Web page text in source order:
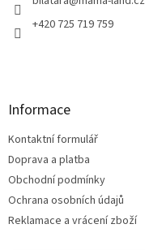
+420 725 719 759
Informace
Kontaktní formulář
Doprava a platba
Obchodní podmínky
Ochrana osobních údajů
Reklamace a vrácení zboží